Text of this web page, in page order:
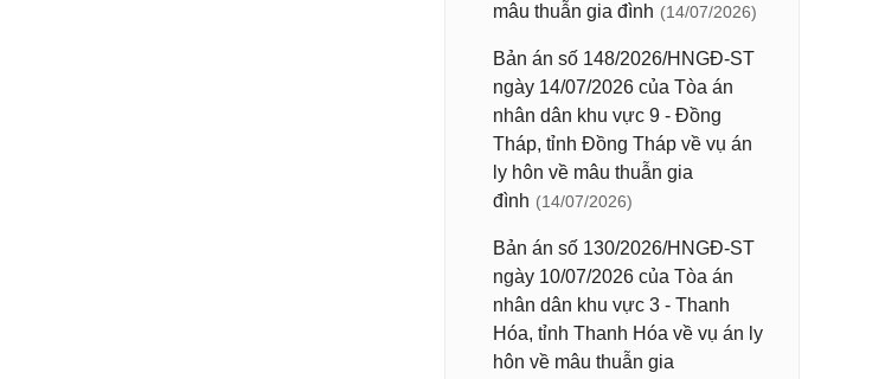
mâu thuẫn gia đình (14/07/2026)
Bản án số 148/2026/HNGĐ-ST
ngày 14/07/2026 của Tòa án
nhân dân khu vực 9 - Đồng
Tháp, tỉnh Đồng Tháp về vụ án
ly hôn về mâu thuẫn gia
đình (14/07/2026)
Bản án số 130/2026/HNGĐ-ST
ngày 10/07/2026 của Tòa án
nhân dân khu vực 3 - Thanh
Hóa, tỉnh Thanh Hóa về vụ án ly
hôn về mâu thuẫn gia